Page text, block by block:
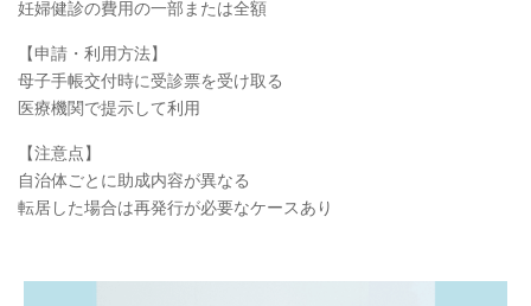
妊婦健診の費用の一部または全額
【申請・利用方法】
母子手帳交付時に受診票を受け取る
医療機関で提示して利用
【注意点】
自治体ごとに助成内容が異なる
転居した場合は再発行が必要なケースあり